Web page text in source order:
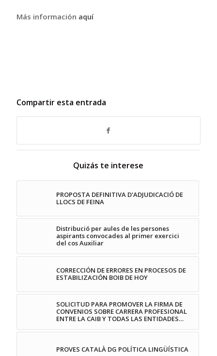
Más información aquí
Compartir esta entrada
Quizás te interese
PROPOSTA DEFINITIVA D'ADJUDICACIÓ DE
LLOCS DE FEINA
Distribució per aules de les persones
aspirants convocades al primer exercici
del cos Auxiliar
CORRECCIÓN DE ERRORES EN PROCESOS DE
ESTABILIZACIÓN BOIB DE HOY
SOLICITUD PARA PROMOVER LA FIRMA DE
CONVENIOS SOBRE CARRERA PROFESIONAL
ENTRE LA CAIB Y TODAS LAS ENTIDADES…
PROVES CATALÀ DG POLÍTICA LINGÜÍSTICA